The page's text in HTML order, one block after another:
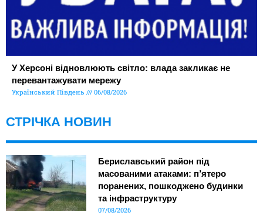
У Херсоні відновлюють світло: влада закликає не
перевантажувати мережу
Український Південь 06/08/2026
СТРІЧКА НОВИН
Бериславський район під
масованими атаками: п’ятеро
поранених, пошкоджено будинки
та інфраструктуру
07/08/2026